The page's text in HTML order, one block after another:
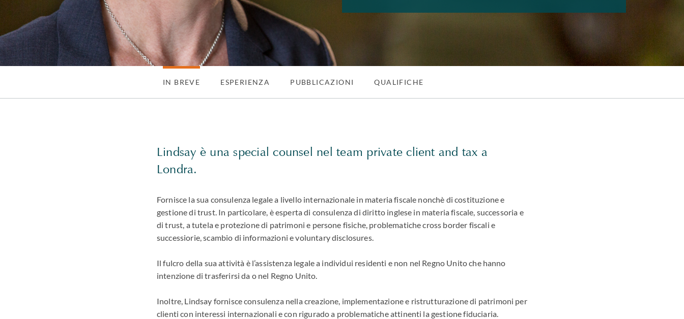
IN BREVE ESPERIENZA PUBBLICAZIONI QUALIFICHE
Lindsay è una special counsel nel team private client and tax a
Londra.
Fornisce la sua consulenza legale a livello internazionale in materia fiscale nonchè di costituzione e
gestione di trust. In particolare, è esperta di consulenza di diritto inglese in materia fiscale, successoria e
di trust, a tutela e protezione di patrimoni e persone fisiche, problematiche cross border fiscali e
successiorie, scambio di informazioni e voluntary disclosures.
Il fulcro della sua attività è l’assistenza legale a individui residenti e non nel Regno Unito che hanno
intenzione di trasferirsi da o nel Regno Unito.
Inoltre, Lindsay fornisce consulenza nella creazione, implementazione e ristrutturazione di patrimoni per
clienti con interessi internazionali e con rigurado a problematiche attinenti la gestione fiduciaria.